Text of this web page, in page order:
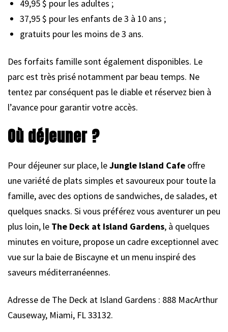
49,95 $ pour les adultes ;
37,95 $ pour les enfants de 3 à 10 ans ;
gratuits pour les moins de 3 ans.
Des forfaits famille sont également disponibles. Le
parc est très prisé notamment par beau temps. Ne
tentez par conséquent pas le diable et réservez bien à
l’avance pour garantir votre accès.
Où déjeuner ?
Pour déjeuner sur place, leJungle Island Cafe offre
une variété de plats simples et savoureux pour toute la
famille, avec des options de sandwiches, de salades, et
quelques snacks. Si vous préférez vous aventurer un peu
plus loin, le The Deck at Island Gardens, à quelques
minutes en voiture, propose un cadre exceptionnel avec
vue sur la baie de Biscayne et un menu inspiré des
saveurs méditerranéennes.
Adresse de The Deck at Island Gardens : 888 MacArthur
Causeway, Miami, FL 33132.